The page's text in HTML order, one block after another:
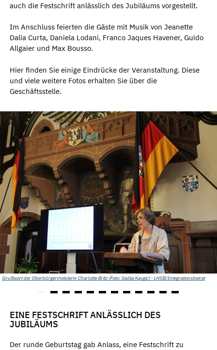
auch die Festschrift anlässlich des Jubiläums vorgestellt.
Im Anschluss feierten die Gäste mit Musik von Jeanette
Dalia Curta, Daniela Lodani, Franco Jaques Havener, Guido
Allgaier und Max Bousso.
Hier finden Sie einige Eindrücke der Veranstaltung. Diese
und viele weitere Fotos erhalten Sie über die
Geschäftsstelle.
Grußwort der Oberbürgermeisterin Charlotte Britz (Foto: Sadija Kavgic) - LHSB/Integrationsbeirat
EINE FESTSCHRIFT ANLÄSSLICH DES
JUBILÄUMS
Der runde Geburtstag gab Anlass, eine Festschrift zu